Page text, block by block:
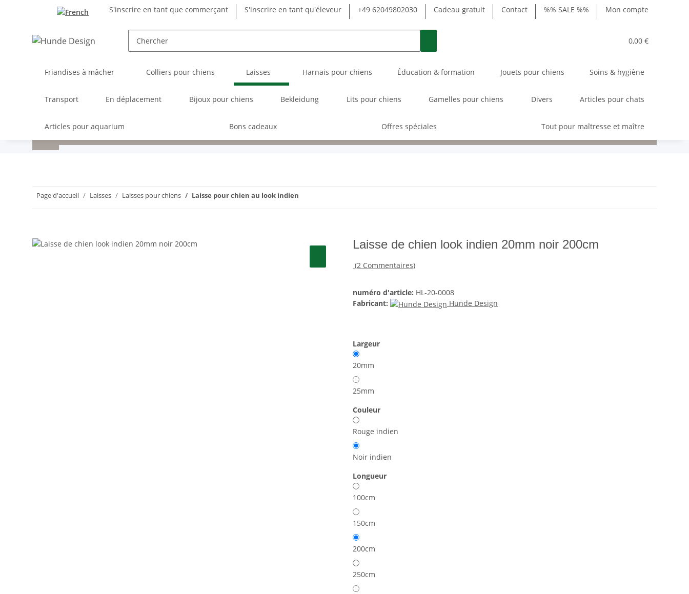
S'inscrire en tant que commerçant S'inscrire en tant qu'éleveur +49 62049802030 Cadeau gratuit Contact %% SALE %% Mon compte
0,00 €
Friandises à mâcher Colliers pour chiens Laisses Harnais pour chiens Éducation & formation Jouets pour chiens Soins & hygiène
Transport En déplacement Bijoux pour chiens Bekleidung Lits pour chiens Gamelles pour chiens Divers Articles pour chats
Articles pour aquarium Bons cadeaux Offres spéciales Tout pour maîtresse et maître
Page d'accueil Laisses Laisses pour chiens Laisse pour chien au look indien
Laisse de chien look indien 20mm noir 200cm
(2 Commentaires)
numéro d'article: HL-20-0008
Fabricant:
Hunde Design
Largeur
20mm
25mm
Couleur
Rouge indien
Noir indien
Longueur
100cm
150cm
200cm
250cm